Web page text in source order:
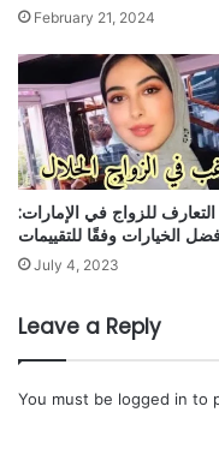
February 21, 2024
للزواج في الإمارات:
الخيارات وفقًا للتقييمات
July 4, 2023
Leave a Reply
You must be logged in to